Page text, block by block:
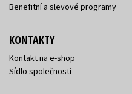
Benefitní a slevové programy
KONTAKTY
Kontakt na e-shop
Sídlo společnosti